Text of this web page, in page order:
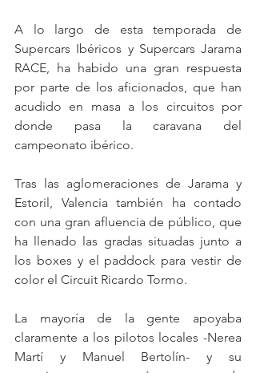
A lo largo de esta temporada de
Supercars Ibéricos y Supercars Jarama
RACE, ha habido una gran respuesta
por parte de los aficionados, que han
acudido en masa a los circuitos por
donde pasa la caravana del
campeonato ibérico.
Tras las aglomeraciones de Jarama y
Estoril, Valencia también ha contado
con una gran afluencia de público, que
ha llenado las gradas situadas junto a
los boxes y el paddock para vestir de
color el Circuit Ricardo Tormo.
La mayoría de la gente apoyaba
claramente a los pilotos locales -Nerea
Martí y Manuel Bertolín- y su